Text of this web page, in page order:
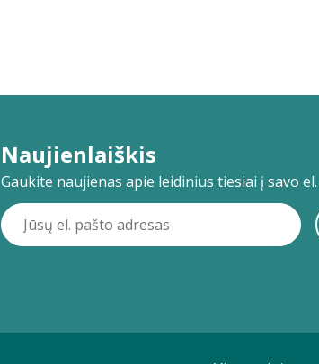
Naujienlaiškis
Gaukite naujienas apie leidinius tiesiai į savo